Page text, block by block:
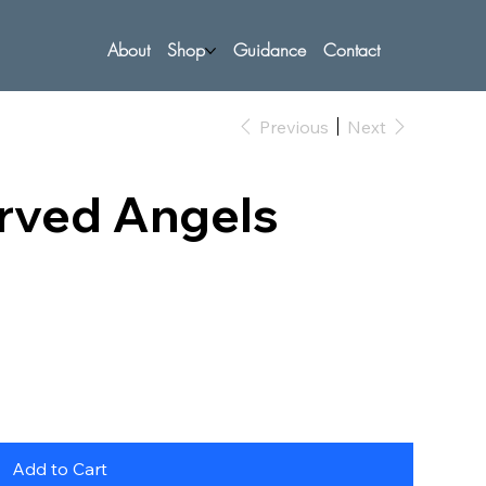
About Shop Guidance Contact
Previous Next
Angels
Add to Cart